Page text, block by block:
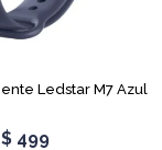
Ledstar M7 Azul
$ 499